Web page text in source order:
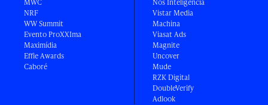
MWC
NRF
WW Summit
Evento ProXXIma
Maximídia
Effie Awards
Caboré
Nós Inteligência
Vistar Media
Machina
Viasat Ads
Magnite
Uncover
Mude
RZK Digital
DoubleVerify
Adlook